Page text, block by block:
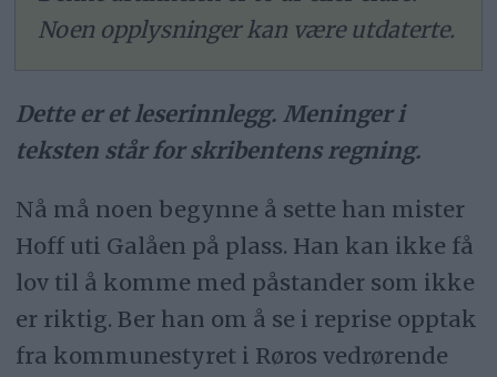
Noen opplysninger kan være utdaterte.
Dette er et leserinnlegg. Meninger i
teksten står for skribentens regning.
Nå må noen begynne å sette han mister
Hoff uti Galåen på plass. Han kan ikke få
lov til å komme med påstander som ikke
er riktig. Ber han om å se i reprise opptak
fra kommunestyret i Røros vedrørende